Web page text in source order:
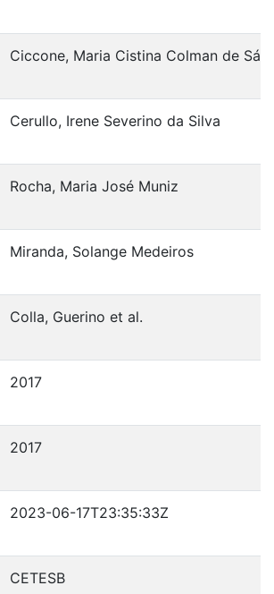
Ciccone, Maria Cistina Colman de Sá
Cerullo, Irene Severino da Silva
Rocha, Maria José Muniz
Miranda, Solange Medeiros
Colla, Guerino et al.
2017
2017
2023-06-17T23:35:33Z
CETESB